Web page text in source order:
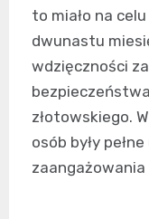
to miało na
dwunastu
wdzięczności
złotowskiego.
osób były
zaangażowania